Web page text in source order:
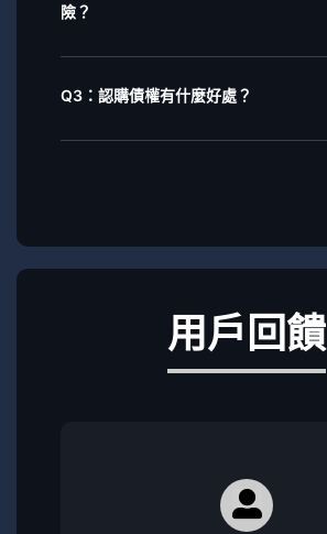
險？
Q3：認購債權有什麼好處？
用戶回饋